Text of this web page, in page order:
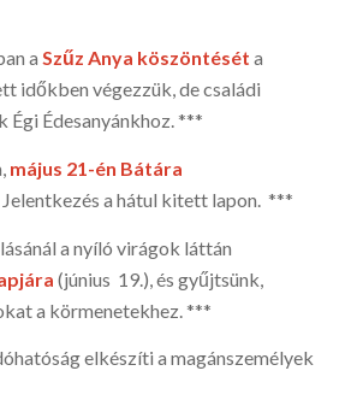
a Szűz Anya köszöntését a
időkben végezzük, de családi
Égi Édesanyánkhoz. ***
május 21-én Bátára
Jelentkezés a hátul kitett lapon. ***
a nyíló virágok láttán
(június 19.), és gyűjtsünk,
a körmenetekhez. ***
elkészíti a magánszemélyek